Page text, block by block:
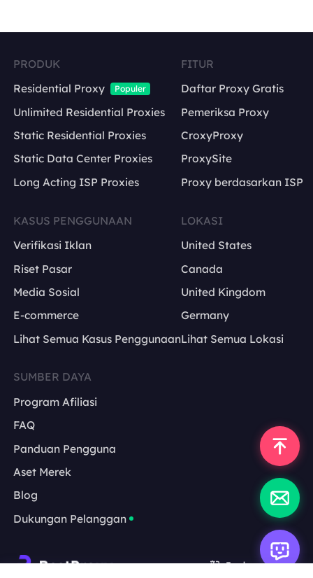
PRODUK
Residential Proxy
Populer
Unlimited Residential Proxies
Static Residential Proxies
Static Data Center Proxies
Long Acting ISP Proxies
FITUR
Daftar Proxy Gratis
Pemeriksa Proxy
CroxyProxy
ProxySite
Proxy berdasarkan ISP
KASUS PENGGUNAAN
Verifikasi Iklan
Riset Pasar
Media Sosial
E-commerce
Lihat Semua Kasus Penggunaan
LOKASI
United States
Canada
United Kingdom
Germany
Lihat Semua Lokasi
SUMBER DAYA
Program Afiliasi
FAQ
Panduan Pengguna
Aset Merek
Blog
Dukungan Pelanggan
Indonesia